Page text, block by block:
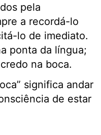
pela
a recordá-lo
lo de imediato.
ponta da língua;
na boca.
significa andar
de estar